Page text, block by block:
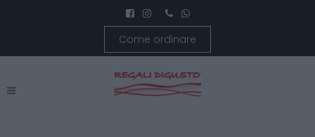
Come ordinare